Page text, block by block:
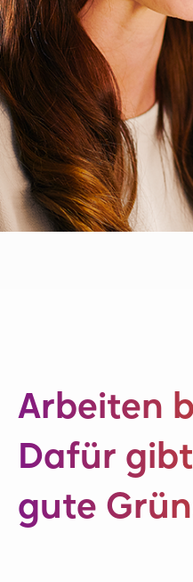
Arbeiten
Dafür
gute